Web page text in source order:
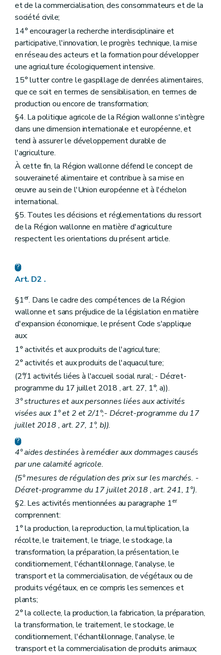
Section 3 Services d'accompagnement à la sécurité au travail
Art. D123
Art. D124
Art. D125
Art. D126
Section 3/1 (Services d’accompagnement à l’accueil social rural
Art. D.126/1
Art. D.126/2
Art. D.126/3
Section 4 Système de conseil agricole
Art. D127
Art. D128
Art. D129
Art. D130
Art. D131
Art. D132
Art. D133
Titre V Les produits végétaux
Chapitre Ier
Les productions végétales
Art. D134
Chapitre II
La coexistence des cultures génétiquement modifiées avec les cultures conventionnelles et les cultures biologiques
Section 1
Art. D135
Art. D136
Section 2
Champ d'application
Art. D137
Sous-section 3 La demande d'inscription
Art. D140
Art. D141
Sous-section 4 Instruction de la demande
Sous-section 5 Cotisation
Art. D143
Art. D144
Art. D145
Art. D146
Art. D147
Sous-section 6 Conditions d'exploitation
Art. D148
Art. D149
Art. D150
Sous-section 1
Détermination de la perte économique
Art. D151
Art. D152
Art. D153
Art. D154
Art. D155
Art. D156
Art. D157
Art. D158
Art. D159
Sous-section 2 Compensation de la perte économique
Art. D160
Section 5 Mesures spéciales
Art. D161
Art. D162
Section 6 Comité de suivi
Titre VI Les produits animaux
Chapitre Ier
Les productions animales
Art. D164
Chapitre II L'élevage
Art. D165
et de la commercialisation, des consommateurs et de la
société civile;
14° encourager la recherche interdisciplinaire et
participative, l'innovation, le progrès technique, la mise
en réseau des acteurs et la formation pour développer
une agriculture écologiquement intensive.
15° lutter contre le gaspillage de denrées alimentaires,
que ce soit en termes de sensibilisation, en termes de
production ou encore de transformation;
§4. La politique agricole de la Région wallonne s'intègre
dans une dimension internationale et européenne, et
tend à assurer le développement durable de
l'agriculture.
À cette fin, la Région wallonne défend le concept de
souveraineté alimentaire et contribue à sa mise en
œuvre au sein de l'Union européenne et à l'échelon
international.
§5. Toutes les décisions et réglementations du ressort
de la Région wallonne en matière d'agriculture
respectent les orientations du présent article.
Art. D2 .
§1er. Dans le cadre des compétences de la Région
wallonne et sans préjudice de la législation en matière
d'expansion économique, le présent Code s'applique
aux:
1° activités et aux produits de l'agriculture;
2° activités et aux produits de l'aquaculture;
(2°/1 activités liées à l'accueil social rural; - Décret-
programme du 17 juillet 2018 , art. 27, 1°, a)).
3° structures et aux personnes liées aux activités
visées aux 1° et 2 et 2/1°;- Décret-programme du 17
juillet 2018 , art. 27, 1°, b)).
4° aides destinées à remédier aux dommages causés
par une calamité agricole.
(5° mesures de régulation des prix sur les marchés. -
Décret-programme du 17 juillet 2018 , art. 241, 1°).
§2. Les activités mentionnées au paragraphe 1er
comprennent:
1° la production, la reproduction, la multiplication, la
récolte, le traitement, le triage, le stockage, la
transformation, la préparation, la présentation, le
conditionnement, l'échantillonnage, l'analyse, le
transport et la commercialisation, de végétaux ou de
produits végétaux, en ce compris les semences et
plants;
2° la collecte, la production, la fabrication, la préparation,
la transformation, le traitement, le stockage, le
conditionnement, l'échantillonnage, l'analyse, le
transport et la commercialisation de produits animaux;